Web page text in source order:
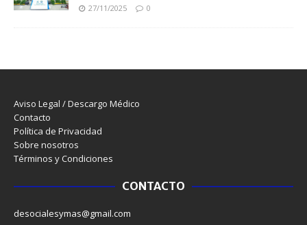
27/11/2025 0
Aviso Legal / Descargo Médico
Contacto
Política de Privacidad
Sobre nosotros
Términos y Condiciones
CONTACTO
desocialesymas@gmail.com